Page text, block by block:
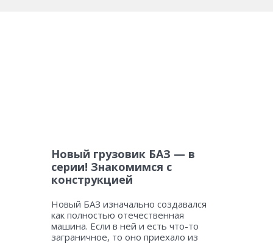
Новый грузовик БАЗ — в
серии! Знакомимся с
конструкцией
Новый БАЗ изначально создавался
как полностью отечественная
машина. Если в ней и есть что-то
заграничное, то оно приехало из